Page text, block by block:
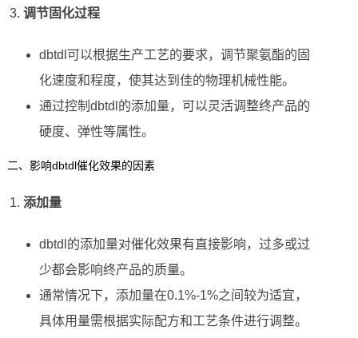
调节固化过程
dbtdl可以根据生产工艺的要求，调节聚氨酯的固
化速度和程度，使其达到佳的物理机械性能。
通过控制dbtdl的添加量，可以灵活调整终产品的
硬度、弹性等属性。
二、影响dbtdl催化效果的因素
添加量
dbtdl的添加量对催化效果有直接影响，过多或过
少都会影响终产品的质量。
通常情况下，添加量在0.1%-1%之间较为适宜，
具体用量需根据实际配方和工艺条件进行调整。